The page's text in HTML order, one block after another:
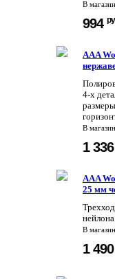
В
994
AAA
4-х
В
1
AAA
25 мм
В
1